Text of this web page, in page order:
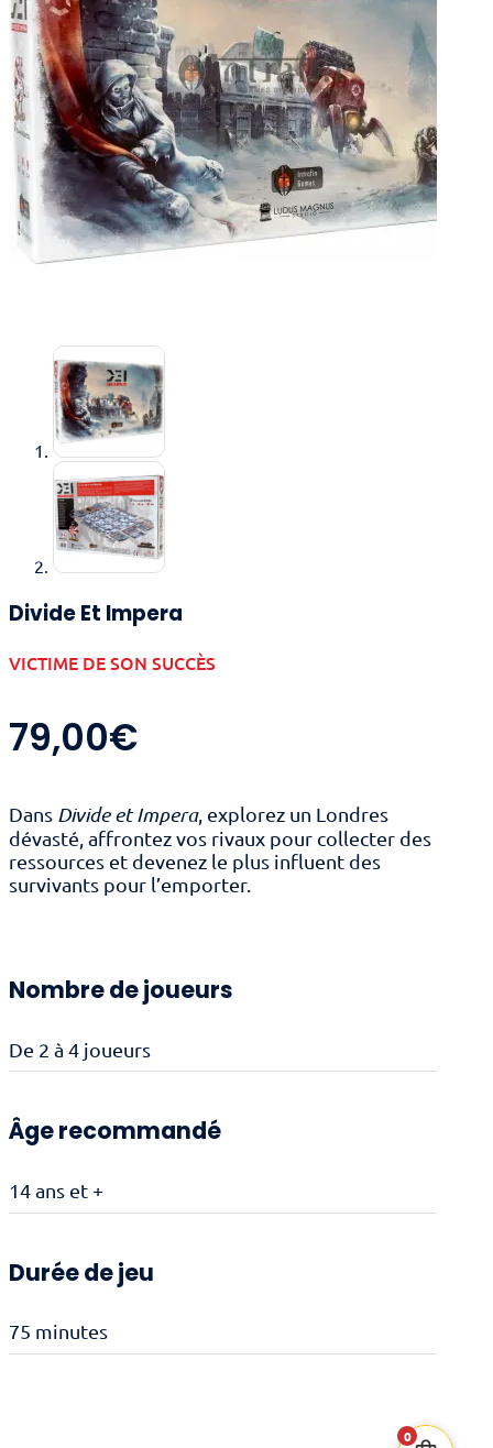
Divide Et Impera
VICTIME DE SON SUCCÈS
79,00€
Dans Divide et Impera, explorez un Londres
dévasté, affrontez vos rivaux pour collecter des
ressources et devenez le plus influent des
survivants pour l’emporter.
Nombre de joueurs
De 2 à 4 joueurs
Âge recommandé
14 ans et +
Durée de jeu
75 minutes
0